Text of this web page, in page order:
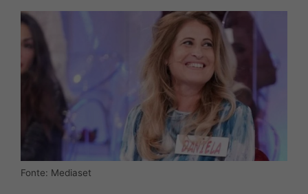
Fonte: Mediaset